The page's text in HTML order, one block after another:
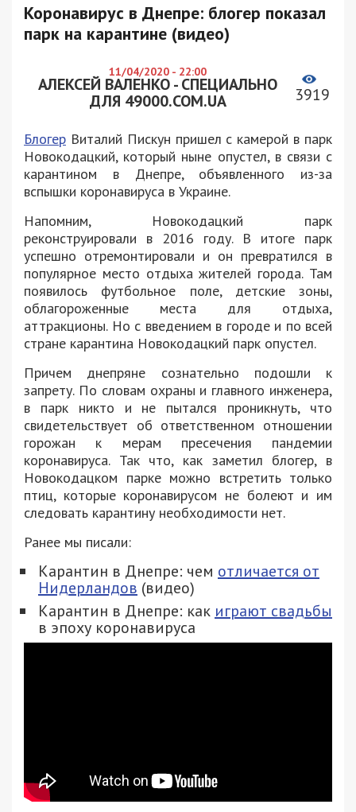
Коронавирус в Днепре: блогер показал
парк на карантине (видео)
11/04/2020 - 22:00
АЛЕКСЕЙ ВАЛЕНКО - СПЕЦИАЛЬНО
ДЛЯ 49000.COM.UA
3919
Блогер Виталий Пискун пришел с камерой в парк
Новокодацкий, который ныне опустел, в связи с
карантином в Днепре, объявленного из-за
вспышки коронавируса в Украине.
Напомним, Новокодацкий парк
реконструировали в 2016 году. В итоге парк
успешно отремонтировали и он превратился в
популярное место отдыха жителей города. Там
появилось футбольное поле, детские зоны,
облагороженные места для отдыха,
аттракционы. Но с введением в городе и по всей
стране карантина Новокодацкий парк опустел.
Причем днепряне сознательно подошли к
запрету. По словам охраны и главного инженера,
в парк никто и не пытался проникнуть, что
свидетельствует об ответственном отношении
горожан к мерам пресечения пандемии
коронавируса. Так что, как заметил блогер, в
Новокодацком парке можно встретить только
птиц, которые коронавирусом не болеют и им
следовать карантину необходимости нет.
Ранее мы писали:
Карантин в Днепре: чем отличается от
Нидерландов (видео)
Карантин в Днепре: как играют свадьбы
в эпоху коронавируса